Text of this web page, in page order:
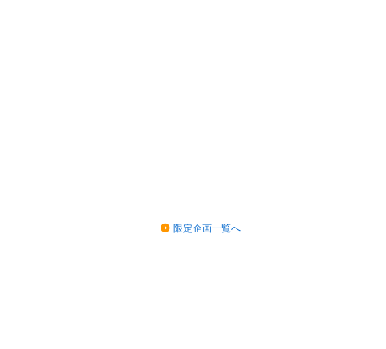
限定企画一覧へ